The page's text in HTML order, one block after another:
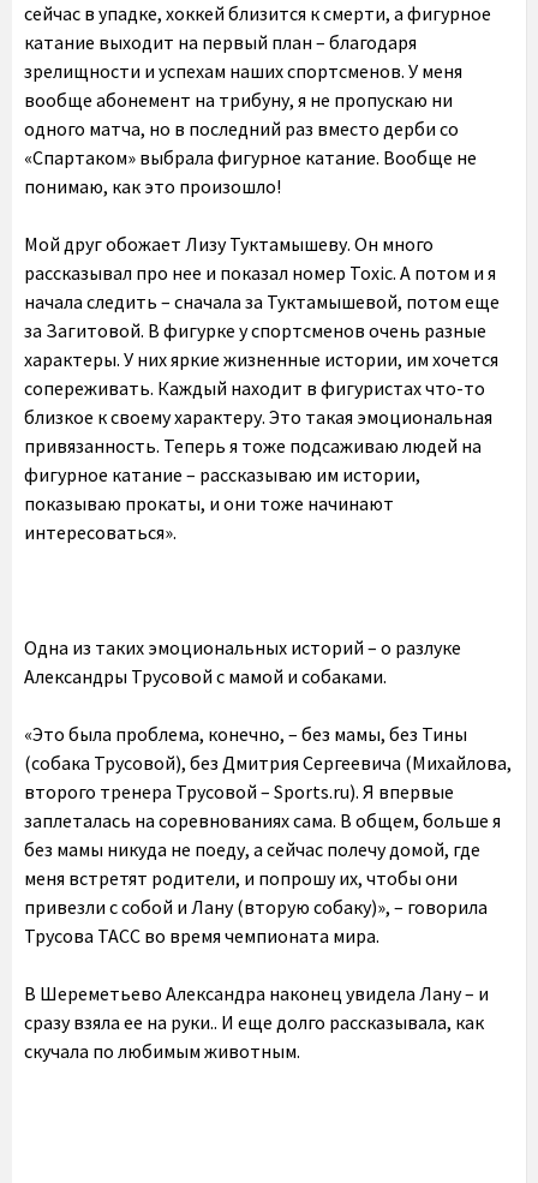
сейчас в упадке, хоккей близится к смерти, а фигурное
катание выходит на первый план – благодаря
зрелищности и успехам наших спортсменов. У меня
вообще абонемент на трибуну, я не пропускаю ни
одного матча, но в последний раз вместо дерби со
«Спартаком» выбрала фигурное катание. Вообще не
понимаю, как это произошло!
Мой друг обожает Лизу Туктамышеву. Он много
рассказывал про нее и показал номер Toxic. А потом и я
начала следить – сначала за Туктамышевой, потом еще
за Загитовой. В фигурке у спортсменов очень разные
характеры. У них яркие жизненные истории, им хочется
сопереживать. Каждый находит в фигуристах что-то
близкое к своему характеру. Это такая эмоциональная
привязанность. Теперь я тоже подсаживаю людей на
фигурное катание – рассказываю им истории,
показываю прокаты, и они тоже начинают
интересоваться».
Одна из таких эмоциональных историй – о разлуке
Александры Трусовой с мамой и собаками.
«Это была проблема, конечно, – без мамы, без Тины
(собака Трусовой), без Дмитрия Сергеевича (Михайлова,
второго тренера Трусовой – Sports.ru). Я впервые
заплеталась на соревнованиях сама. В общем, больше я
без мамы никуда не поеду, а сейчас полечу домой, где
меня встретят родители, и попрошу их, чтобы они
привезли с собой и Лану (вторую собаку)», – говорила
Трусова ТАСС во время чемпионата мира.
В Шереметьево Александра наконец увидела Лану – и
сразу взяла ее на руки.. И еще долго рассказывала, как
скучала по любимым животным.